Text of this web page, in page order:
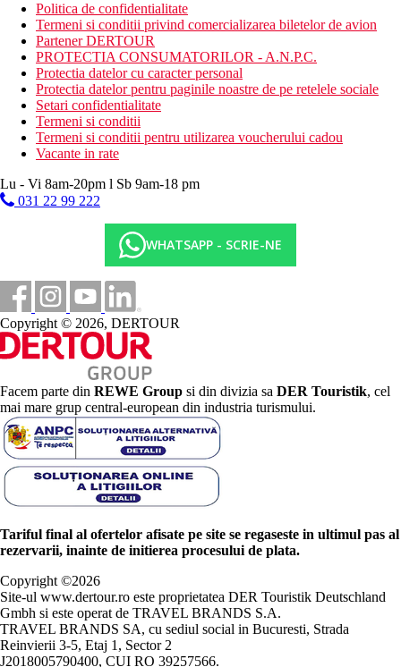
Politica de confidentialitate
Termeni si conditii privind comercializarea biletelor de avion
Partener DERTOUR
PROTECTIA CONSUMATORILOR - A.N.P.C.
Protectia datelor cu caracter personal
Protectia datelor pentru paginile noastre de pe retelele sociale
Setari confidentialitate
Termeni si conditii
Termeni si conditii pentru utilizarea voucherului cadou
Vacante in rate
Lu - Vi 8am-20pm l Sb 9am-18 pm
031 22 99 222
WHATSAPP - SCRIE-NE
Copyright © 2026, DERTOUR
Facem parte din REWE Group si din divizia sa DER Touristik, cel
mai mare grup central-european din industria turismului.
Tariful final al ofertelor afisate pe site se regaseste in ultimul pas al
rezervarii, inainte de initierea procesului de plata.
Copyright ©2026
Site-ul www.dertour.ro este proprietatea DER Touristik Deutschland
Gmbh si este operat de TRAVEL BRANDS S.A.
TRAVEL BRANDS SA, cu sediul social in Bucuresti, Strada
Reinvierii 3-5, Etaj 1, Sector 2
J2018005790400, CUI RO 39257566.